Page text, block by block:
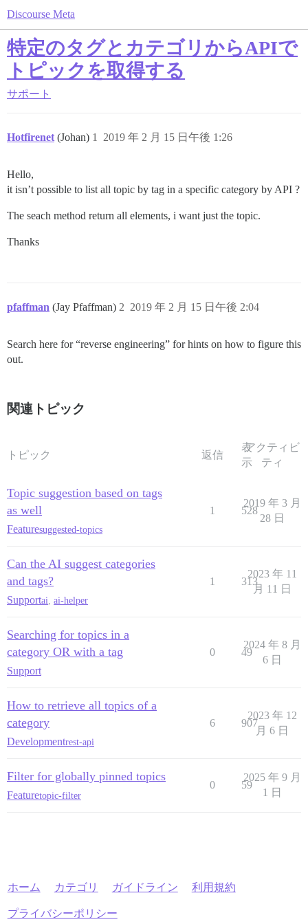
Discourse Meta
特定のタグとカテゴリからAPIで
トピックを取得する
サポート
Hotfirenet (Johan) 2019 年 2 月 15 日午後 1:26
1
Hello,
it isn’t possible to list all topic by tag in a specific category by API ?
The seach method return all elements, i want just the topic.
Thanks
pfaffman (Jay Pfaffman) 2019 年 2 月 15 日午後 2:04
2
Search here for “reverse engineering” for hints on how to figure this
out.
関連トピック
トピック 返信
表
示
アクティビ
ティ
Topic suggestion based on tags
as well
Featuresuggested-topics
1 528
2019 年 3 月
28 日
Can the AI suggest categories
and tags?
Supportai ai-helper
1 313
2023 年 11
月 11 日
Searching for topics in a
category OR with a tag
Support
0 49
2024 年 8 月
6 日
How to retrieve all topics of a
category
Developmentrest-api
6 907
2023 年 12
月 6 日
Filter for globally pinned topics
Featuretopic-filter
0 59
2025 年 9 月
1 日
ホーム カテゴリ ガイドライン 利用規約
プライバシーポリシー